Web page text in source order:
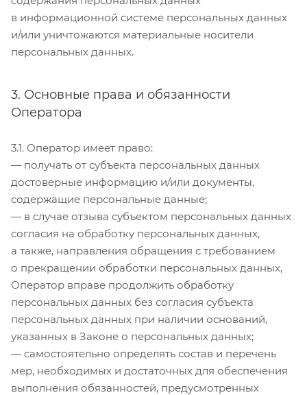
в информационной системе персональных данных
и/или уничтожаются материальные носители
персональных данных.
3. Основные права и обязанности
Оператора
3.1. Оператор имеет право:
— получать от субъекта персональных данных
достоверные информацию и/или документы,
содержащие персональные данные;
— в случае отзыва субъектом персональных данных
согласия на обработку персональных данных,
а также, направления обращения с требованием
о прекращении обработки персональных данных,
Оператор вправе продолжить обработку
персональных данных без согласия субъекта
персональных данных при наличии оснований,
указанных в Законе о персональных данных;
— самостоятельно определять состав и перечень
мер, необходимых и достаточных для обеспечения
выполнения обязанностей, предусмотренных